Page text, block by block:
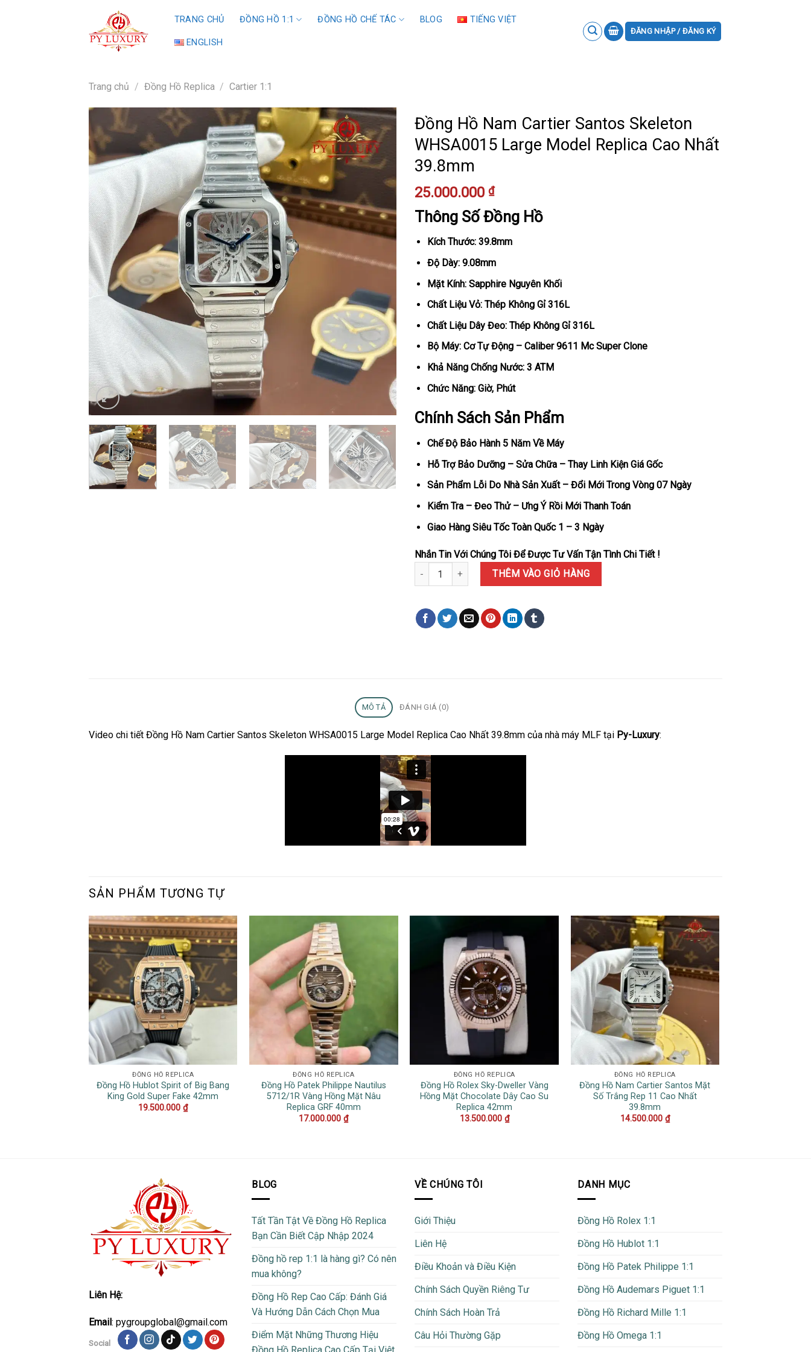
TRANG CHỦ ĐỒNG HỒ 1:1 ĐỒNG HỒ CHẾ TÁC BLOG TIẾNG VIỆT
ENGLISH
ĐĂNG NHẬP / ĐĂNG KÝ
Trang chủ / Đồng Hồ Replica / Cartier 1:1
Đồng Hồ Nam Cartier Santos Skeleton
WHSA0015 Large Model Replica Cao Nhất
39.8mm
25.000.000 ₫
Thông Số Đồng Hồ
Kích Thước: 39.8mm
Độ Dày: 9.08mm
Mặt Kính: Sapphire Nguyên Khối
Chất Liệu Vỏ: Thép Không Gỉ 316L
Chất Liệu Dây Đeo: Thép Không Gỉ 316L
Bộ Máy: Cơ Tự Động – Caliber 9611 Mc Super Clone
Khả Năng Chống Nước: 3 ATM
Chức Năng: Giờ, Phút
Chính Sách Sản Phẩm
Chế Độ Bảo Hành 5 Năm Về Máy
Hỗ Trợ Bảo Dưỡng – Sửa Chữa – Thay Linh Kiện Giá Gốc
Sản Phẩm Lỗi Do Nhà Sản Xuất – Đổi Mới Trong Vòng 07 Ngày
Kiểm Tra – Đeo Thử – Ưng Ý Rồi Mới Thanh Toán
Giao Hàng Siêu Tốc Toàn Quốc 1 – 3 Ngày
Nhắn Tin Với Chúng Tôi Để Được Tư Vấn Tận Tình Chi Tiết !
Đồng Hồ Nam Cartier Santos Skeleton WHSA0015 Large Model Replica Cao Nhất 39.8mm số lượng
THÊM VÀO GIỎ HÀNG
MÔ TẢ ĐÁNH GIÁ (0)
Video chi tiết Đồng Hồ Nam Cartier Santos Skeleton WHSA0015 Large Model Replica Cao Nhất 39.8mm của nhà máy MLF tại Py-Luxury:
SẢN PHẨM TƯƠNG TỰ
ĐỒNG HỒ REPLICA
Đồng Hồ Hublot Spirit of Big Bang
King Gold Super Fake 42mm
19.500.000₫
ĐỒNG HỒ REPLICA
Đồng Hồ Patek Philippe Nautilus
5712/1R Vàng Hồng Mặt Nâu
Replica GRF 40mm
17.000.000₫
ĐỒNG HỒ REPLICA
Đồng Hồ Rolex Sky-Dweller Vàng
Hồng Mặt Chocolate Dây Cao Su
Replica 42mm
13.500.000 ₫
ĐỒNG HỒ REPLICA
Đồng Hồ Nam Cartier Santos Mặt
Số Trắng Rep 11 Cao Nhất
39.8mm
14.500.000 ₫
Liên Hệ:
Email : pygroupglobal@gmail.com
Social
BLOG
Tất Tần Tật Về Đồng Hồ Replica
Bạn Cần Biết Cập Nhập 2024
Đồng hồ rep 1:1 là hàng gì? Có nên
mua không?
Đồng Hồ Rep Cao Cấp: Đánh Giá
Và Hướng Dẫn Cách Chọn Mua
Điểm Mặt Những Thương Hiệu
VỀ CHÚNG TÔI
Giới Thiệu
Liên Hệ
Điều Khoản và Điều Kiện
Chính Sách Quyền Riêng Tư
Chính Sách Hoàn Trả
Câu Hỏi Thường Gặp
DANH MỤC
Đồng Hồ Rolex 1:1
Đồng Hồ Hublot 1:1
Đồng Hồ Patek Philippe 1:1
Đồng Hồ Audemars Piguet 1:1
Đồng Hồ Richard Mille 1:1
Đồng Hồ Omega 1:1